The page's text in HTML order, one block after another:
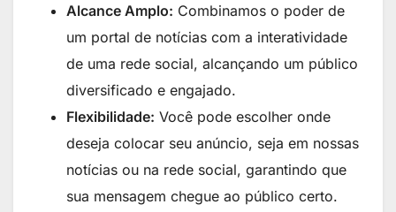
Alcance Amplo: Combinamos o poder de
um portal de notícias com a interatividade
de uma rede social, alcançando um público
diversificado e engajado.
Flexibilidade: Você pode escolher onde
deseja colocar seu anúncio, seja em nossas
notícias ou na rede social, garantindo que
sua mensagem chegue ao público certo.